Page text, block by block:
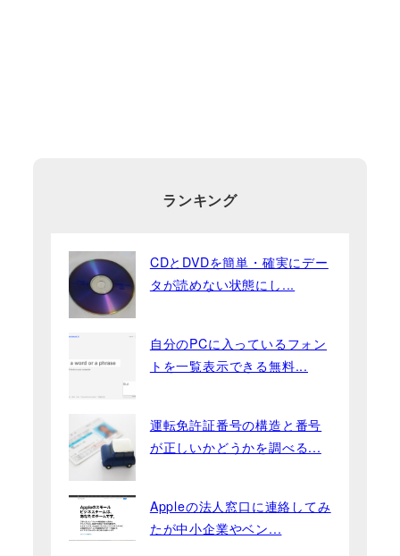
ランキング
CDとDVDを簡単・確実にデー
タが読めない状態にし...
自分のPCに入っているフォン
トを一覧表示できる無料...
運転免許証番号の構造と番号
が正しいかどうかを調べる...
Appleの法人窓口に連絡してみ
たが中小企業やベン...